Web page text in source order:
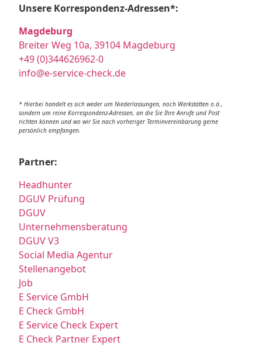
Unsere Korrespondenz-Adressen*:
Magdeburg
Breiter Weg 10a, 39104 Magdeburg
+49 (0)344626962-0
info@e-service-check.de
* Hierbei handelt es sich weder um Niederlassungen, noch Werkstätten o.ä.,
sondern um reine Korrespondenz-Adressen, an die Sie Ihre Anrufe und Post
richten können und wo wir Sie nach vorheriger Terminvereinbarung gerne
persönlich empfangen.
Partner:
Headhunter
DGUV Prüfung
DGUV
Unternehmensberatung
DGUV V3
Social Media Agentur
Stellenangebot
Job
E Service GmbH
E Check GmbH
E Service Check Expert
E Check Partner Expert